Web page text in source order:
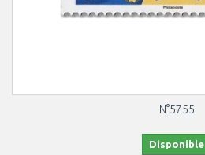
N°5755
Disponible